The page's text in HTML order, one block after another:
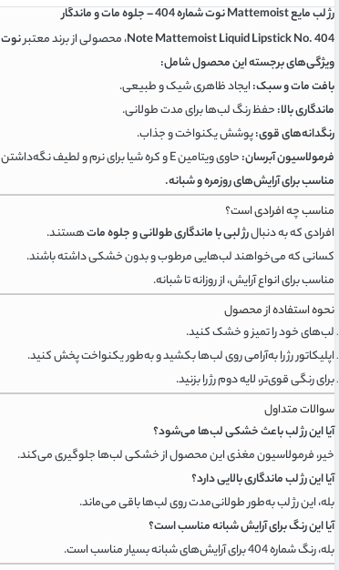
رژ لب مایع Mattemoist نوت شماره 404 – جلوه مات و ماندگار
Note Mattemoist Liquid Lipstick No. 404، محصولی از برند معتبرنوت
ویژگی‌های برجسته این محصول شامل:
بافت مات و سبک:ایجاد ظاهری شیک و طبیعی.
ماندگاری بالا:حفظ رنگ لب‌ها برای مدت طولانی.
رنگدانه‌های قوی:پوشش یکنواخت و جذاب.
فرمولاسیون آبرسان:حاوی ویتامین E و کره شیا برای نرم و لطیف نگه‌داشتن لب‌ها.
مناسب برای آرایش‌های روزمره و شبانه.
مناسب چه افرادی است؟
افرادی که به دنبالرژ لبی با ماندگاری طولانی و جلوه ماتهستند.
کسانی که می‌خواهند لب‌هایی مرطوب و بدون خشکی داشته باشند.
مناسب برای انواع آرایش، از روزانه تا شبانه.
نحوه استفاده از محصول
لب‌های خود را تمیز و خشک کنید.
اپلیکاتور رژ را به‌آرامی روی لب‌ها بکشید و به‌طور یکنواخت پخش کنید.
برای رنگی قوی‌تر، لایه دوم رژ را بزنید.
سوالات متداول
آیا این رژ لب باعث خشکی لب‌ها می‌شود؟
خیر، فرمولاسیون مغذی این محصول از خشکی لب‌ها جلوگیری می‌کند.
آیا این رژ لب ماندگاری بالایی دارد؟
بله، این رژ لب به‌طور طولانی‌مدت روی لب‌ها باقی می‌ماند.
آیا این رنگ برای آرایش شبانه مناسب است؟
بله، رنگ شماره 404 برای آرایش‌های شبانه بسیار مناسب است.